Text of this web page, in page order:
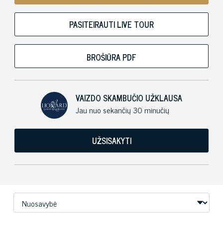
PASITEIRAUTI LIVE TOUR
BROŠIŪRA PDF
VAIZDO SKAMBUČIO UŽKLAUSA
Jau nuo sekančių 30 minučių
UŽSISAKYTI